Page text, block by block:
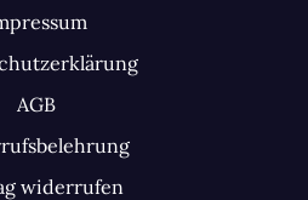
AGB
widerrufen